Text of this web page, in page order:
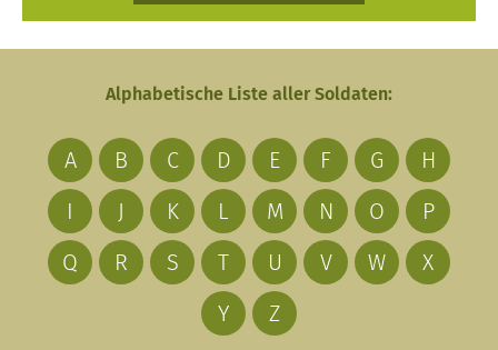
Alphabetische Liste aller Soldaten:
A B C D E F G
H
I
J K L M N O
P
Q
R S T U V W
X
Y
Z